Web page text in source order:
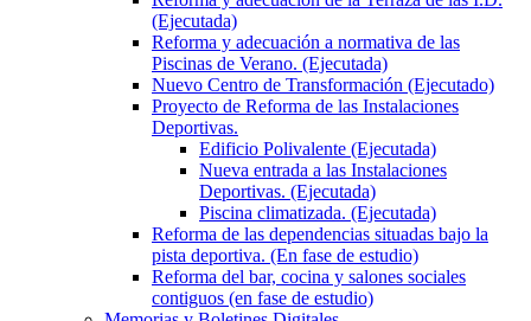
(Ejecutada)
Reforma y adecuación a normativa de las
Piscinas de Verano. (Ejecutada)
Nuevo Centro de Transformación (Ejecutado)
Proyecto de Reforma de las Instalaciones
Deportivas.
Edificio Polivalente (Ejecutada)
Nueva entrada a las Instalaciones
Deportivas. (Ejecutada)
Piscina climatizada. (Ejecutada)
Reforma de las dependencias situadas bajo la
pista deportiva. (En fase de estudio)
Reforma del bar, cocina y salones sociales
contiguos (en fase de estudio)